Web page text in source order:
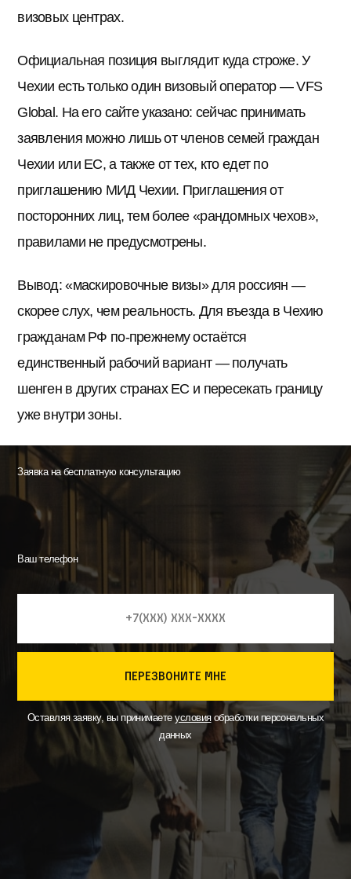
визовых центрах.
Официальная позиция выглядит куда строже. У
Чехии есть только один визовый оператор — VFS
Global. На его сайте указано: сейчас принимать
заявления можно лишь от членов семей граждан
Чехии или ЕС, а также от тех, кто едет по
приглашению МИД Чехии. Приглашения от
посторонних лиц, тем более «рандомных чехов»,
правилами не предусмотрены.
Вывод: «маскировочные визы» для россиян —
скорее слух, чем реальность. Для въезда в Чехию
гражданам РФ по-прежнему остаётся
единственный рабочий вариант — получать
шенген в других странах ЕС и пересекать границу
уже внутри зоны.
Заявка на бесплатную консультацию
Ваш телефон
перезвоните мне
Оставляя заявку, вы принимаетеусловияобработки персональных
данных